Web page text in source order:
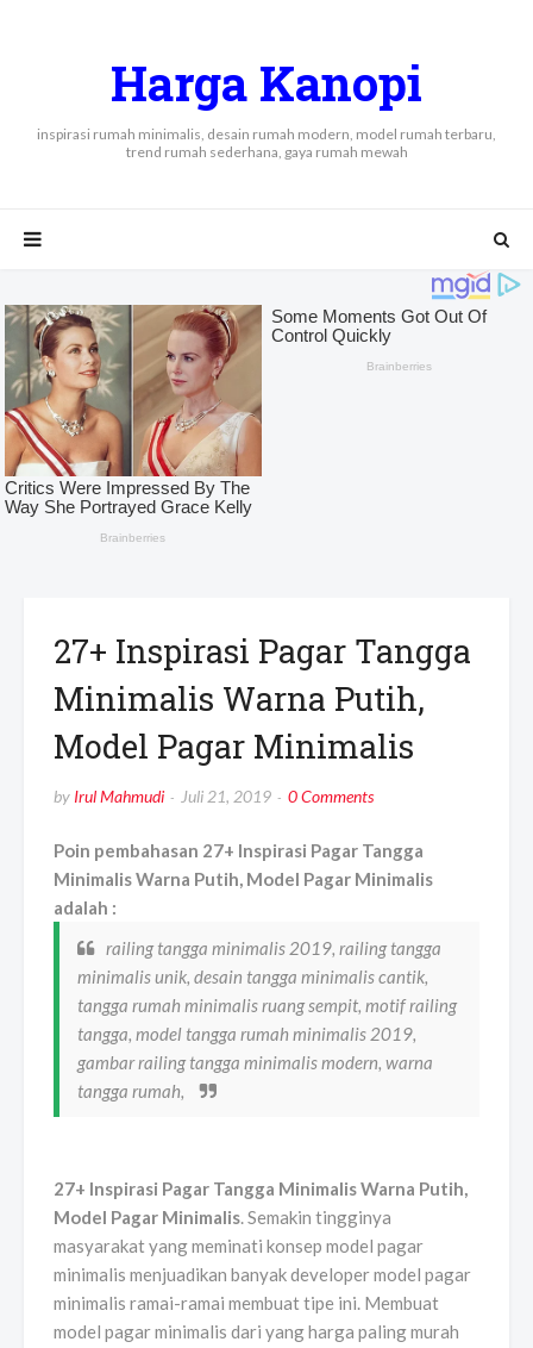
Harga Kanopi
inspirasi rumah minimalis, desain rumah modern, model rumah terbaru,
trend rumah sederhana, gaya rumah mewah
27+ Inspirasi Pagar Tangga
Minimalis Warna Putih,
Model Pagar Minimalis
by Irul Mahmudi Juli 21, 2019 0 Comments
Poin pembahasan 27+ Inspirasi Pagar Tangga
Minimalis Warna Putih, Model Pagar Minimalis
adalah :
railing tangga minimalis 2019, railing tangga
minimalis unik, desain tangga minimalis cantik,
tangga rumah minimalis ruang sempit, motif railing
tangga, model tangga rumah minimalis 2019,
gambar railing tangga minimalis modern, warna
tangga rumah,
27+ Inspirasi Pagar Tangga Minimalis Warna Putih,
Model Pagar Minimalis. Semakin tingginya
masyarakat yang meminati konsep model pagar
minimalis menjuadikan banyak developer model pagar
minimalis ramai-ramai membuat tipe ini. Membuat
model pagar minimalis dari yang harga paling murah